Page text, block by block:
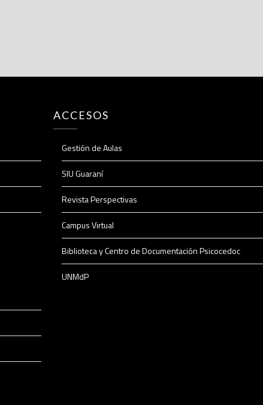
ACCESOS
Gestión de Aulas
SIU Guaraní
Revista Perspectivas
Campus Virtual
Biblioteca y Centro de Documentación Psicocedoc
UNMdP